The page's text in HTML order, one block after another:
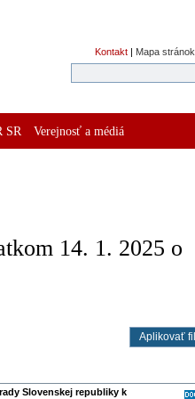
Kontakt | Mapa stránok
SR Verejnosť a médiá
14. 1. 2025 o
Slovenskej republiky k